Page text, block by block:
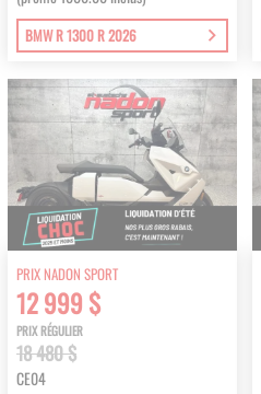
BMW R 1300 R 2026
PRIX NADON SPORT
12 999 $
PRIX RÉGULIER
18 480 $
CE04